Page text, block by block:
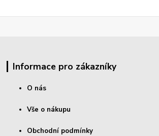
Informace pro zákazníky
O nás
Vše o nákupu
Obchodní podmínky